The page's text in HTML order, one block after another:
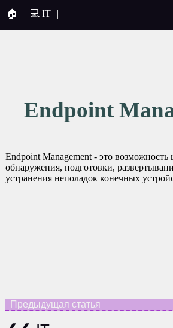
🏠 | 💻 IT |
Endpoint
Endpoint Management - это возможность
обнаружения, подготовки,
устранения неполадок конечных